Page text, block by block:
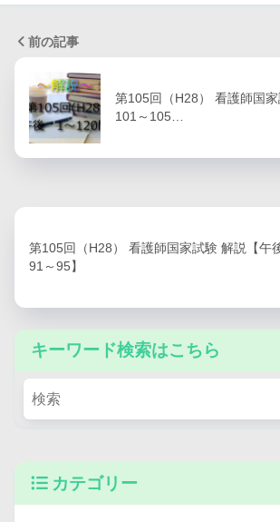
前の記事
第105回（H28） 看護師国
101～105…
第105回（H28） 看護師国家試験 解説【午
91～95】
キーワード検索はこちら
カテゴリー